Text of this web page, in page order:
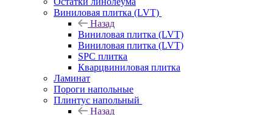
Виниловая плитка (LVT)
Назад
Виниловая плитка (LVT)
Виниловая плитка (LVT)
SPC плитка
Кварцвиниловая плитка
Ламинат
Пороги напольные
Плинтус напольный
Назад